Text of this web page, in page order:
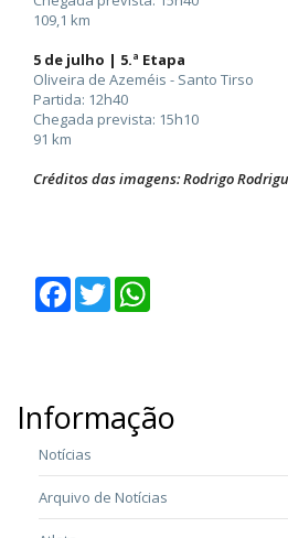
109,1 km
5 de julho | 5.ª Etapa
Oliveira de Azeméis - Santo Tirso
Partida: 12h40
Chegada prevista: 15h10
91 km
Créditos das imagens: Rodrigo
Facebook
Twitter
Informação
Notícias
Arquivo de Notícias